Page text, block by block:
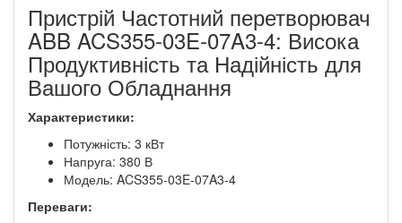
Пристрій Частотний перетворювач
ABB ACS355-03E-07A3-4: Висока
Продуктивність та Надійність для
Вашого Обладнання
Характеристики:
Потужність: 3 кВт
Напруга: 380 В
Модель: ACS355-03E-07A3-4
Переваги: